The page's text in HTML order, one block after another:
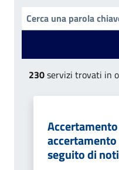
230servizi trovati in
seguito di